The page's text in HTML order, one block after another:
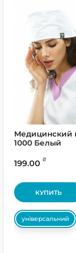
Медицинский
1000 Белый
199.00 ₴
КУПИТЬ
універсальний